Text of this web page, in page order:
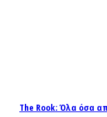
The Rook: Όλα όσα